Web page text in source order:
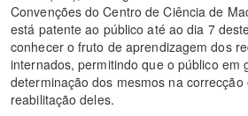
Convenções do Centro de Ciência de
está patente ao público até ao dia 7
conhecer o fruto de aprendizagem dos
internados, permitindo que o público em
determinação dos mesmos na
reabilitação deles.